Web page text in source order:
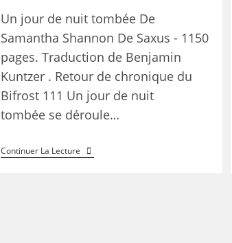
Un jour de nuit tombée De
Samantha Shannon De Saxus - 1150
pages. Traduction de Benjamin
Kuntzer . Retour de chronique du
Bifrost 111 Un jour de nuit
tombée se déroule…
Continuer La Lecture